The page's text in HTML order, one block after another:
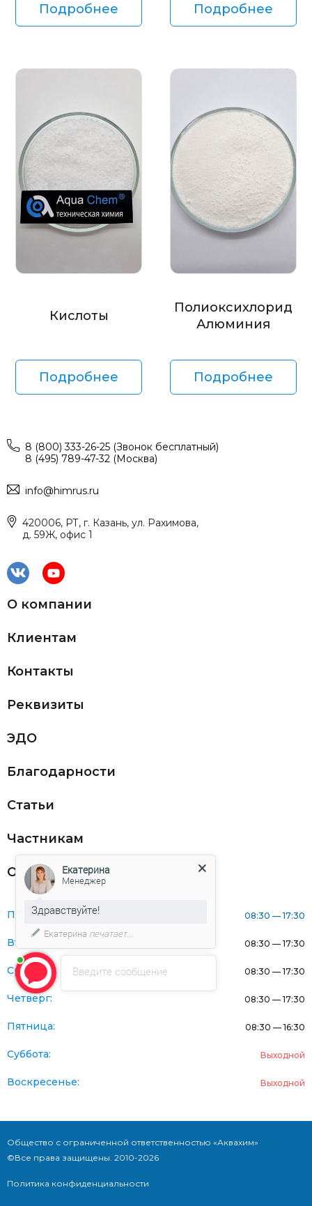
Подробнее Подробнее
Кислоты
Подробнее
Полиоксихлорид
Алюминия
Подробнее
8 (800) 333-26-25 (Звонок бесплатный)
8 (495) 789-47-32 (Москва)
info@himrus.ru
420006, РТ, г. Казань, ул. Рахимова,
д. 59Ж, офис 1
О компании
Клиентам
Контакты
Реквизиты
ЭДО
Благодарности
Статьи
Частникам
Оферта
Понедельник: 08:30 — 17:30
Вторник: 08:30 — 17:30
Среда: 08:30 — 17:30
Четверг: 08:30 — 17:30
Пятница: 08:30 — 16:30
Суббота: Выходной
Воскресенье: Выходной
Общество с ограниченной ответственностью «Аквахим»
©Все права защищены. 2010-2026
Политика конфиденциальности
Введите сообщение
Екатерина
Менеджер
Здравствуйте!
Екатерина печатает...